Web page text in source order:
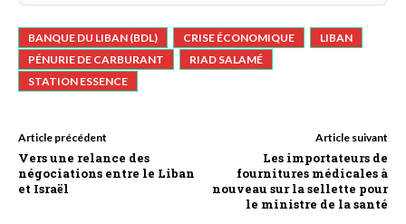
BANQUE DU LIBAN (BDL) CRISE ÉCONOMIQUE
LIBAN
PÉNURIE DE CARBURANT
RIAD SALAMÉ
STATION ESSENCE
Article précédent
Vers une relance des
négociations entre le Liban
et Israël
Article suivant
Les importateurs de
fournitures médicales à
nouveau sur la sellette pour
le ministre de la santé